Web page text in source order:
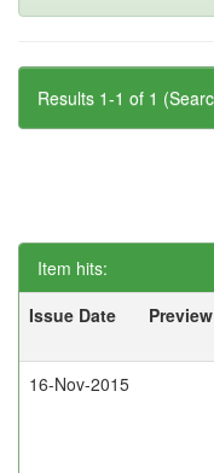
Results 1-1 of 1
Item hits:
Issue Date
Preview
16-Nov-2015